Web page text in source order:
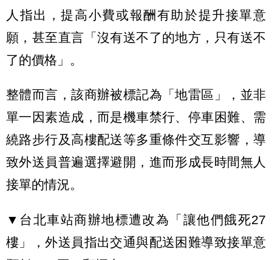
人指出，提高小費或報酬有助於提升接單意
願，甚至直言「沒有送不了的地方，只有送不
了的價格」。
整體而言，該商辦被標記為「地雷區」，並非
單一因素造成，而是機車禁行、停車困難、需
繞路步行及高樓配送等多重條件交互影響，導
致外送員普遍選擇避開，進而形成長時間無人
接單的情況。
▼台北車站商辦地標遭改為「讓他們餓死27
樓」，外送員指出交通與配送困難導致接單意